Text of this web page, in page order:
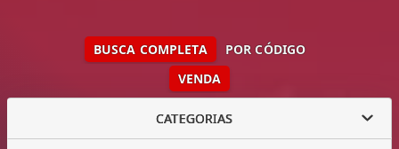
VENDA
BUSCA COMPLETA POR CÓDIGO
CATEGORIAS